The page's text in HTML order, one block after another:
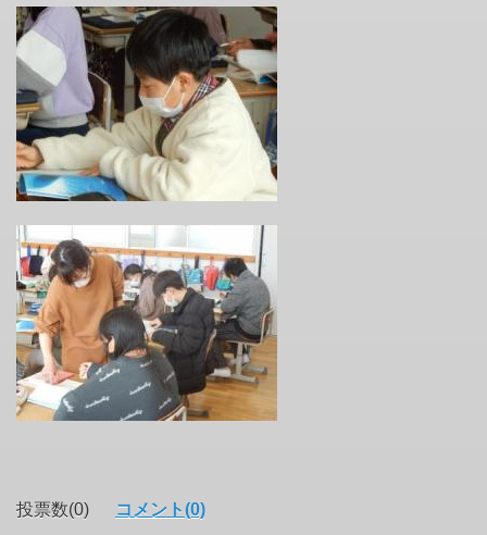
投票数(0) コメント(0)